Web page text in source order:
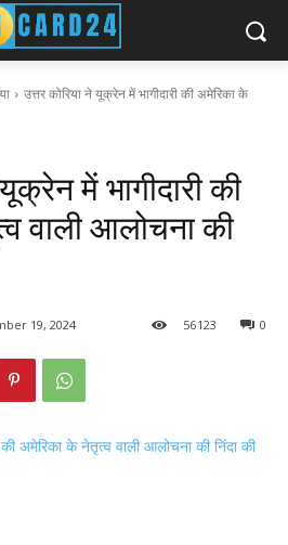
उत्तर कोरिया ने यूक्रेन में भागीदारी की अमेरिका के
में भागीदारी की
वाली आलोचना की
19, 2024 0
56123